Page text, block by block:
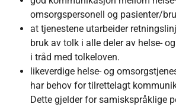
omsorgspersonell og pasienter/
at tjenestene utarbeider
bruk av tolk i alle deler av helse-
i tråd med tolkeloven.
likeverdige helse- og
har behov for tilrettelagt
Dette gjelder for samiskspråklige